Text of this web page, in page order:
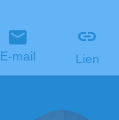
E-mail Lien